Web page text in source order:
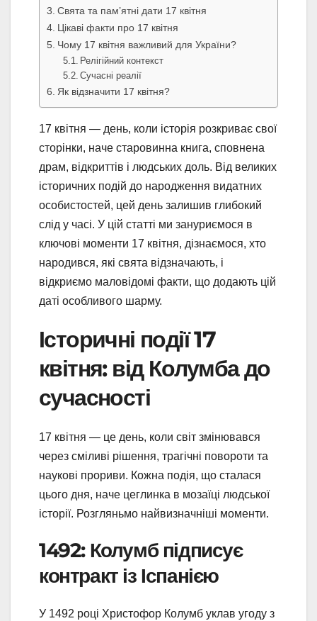
Свята та пам’ятні дати 17 квітня
Цікаві факти про 17 квітня
Чому 17 квітня важливий для України?
Релігійний контекст
Сучасні реалії
Як відзначити 17 квітня?
17 квітня — день, коли історія розкриває свої
сторінки, наче старовинна книга, сповнена
драм, відкриттів і людських доль. Від великих
історичних подій до народження видатних
особистостей, цей день залишив глибокий
слід у часі. У цій статті ми зануриємося в
ключові моменти 17 квітня, дізнаємося, хто
народився, які свята відзначають, і
відкриємо маловідомі факти, що додають цій
даті особливого шарму.
Історичні події 17
квітня: від Колумба до
сучасності
17 квітня — це день, коли світ змінювався
через сміливі рішення, трагічні повороти та
наукові прориви. Кожна подія, що сталася
цього дня, наче цеглинка в мозаїці людської
історії. Розгляньмо найвизначніші моменти.
1492: Колумб підписує
контракт із Іспанією
У 1492 році Христофор Колумб уклав угоду з